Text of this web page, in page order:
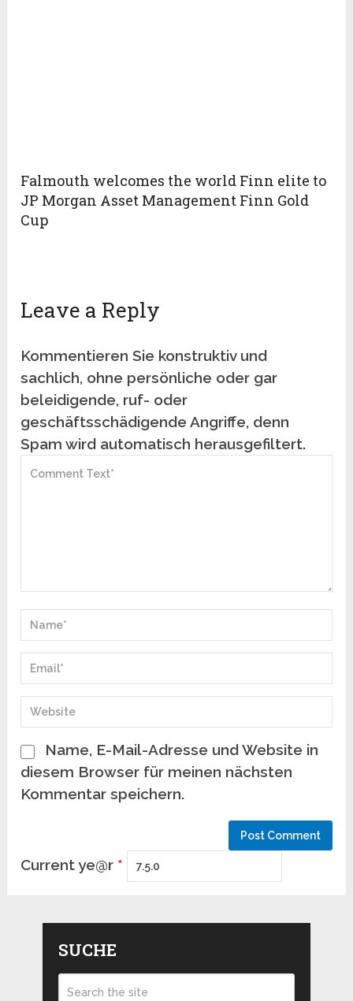
Falmouth welcomes the world Finn elite to
JP Morgan Asset Management Finn Gold
Cup
Leave a Reply
Kommentieren Sie konstruktiv und
sachlich, ohne persönliche oder gar
beleidigende, ruf- oder
geschäftsschädigende Angriffe, denn
Spam wird automatisch herausgefiltert.
Name, E-Mail-Adresse und Website in
diesem Browser für meinen nächsten
Kommentar speichern.
Current ye@r *
SUCHE